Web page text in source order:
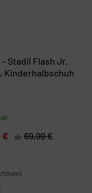
Stadil Flash Jr.
Kinderhalbschuh
€ ab 69,99 €